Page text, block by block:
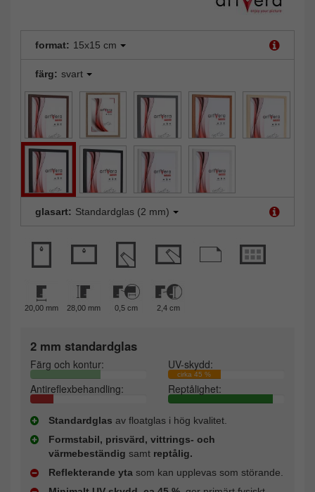
format: 15x15 cm
färg: svart
glasart: Standardglas (2 mm)
20,00 mm 28,00 mm 0,5 cm 2,4 cm
2 mm standardglas
Färg och kontur: UV-skydd:
cirka 45 %
Antireflexbehandling: Reptålighet:
Standardglas av floatglas i hög kvalitet.
Formstabil, prisvärd, vittrings- och
värmebeständig samt reptålig.
Reflekterande yta som kan upplevas som störande.